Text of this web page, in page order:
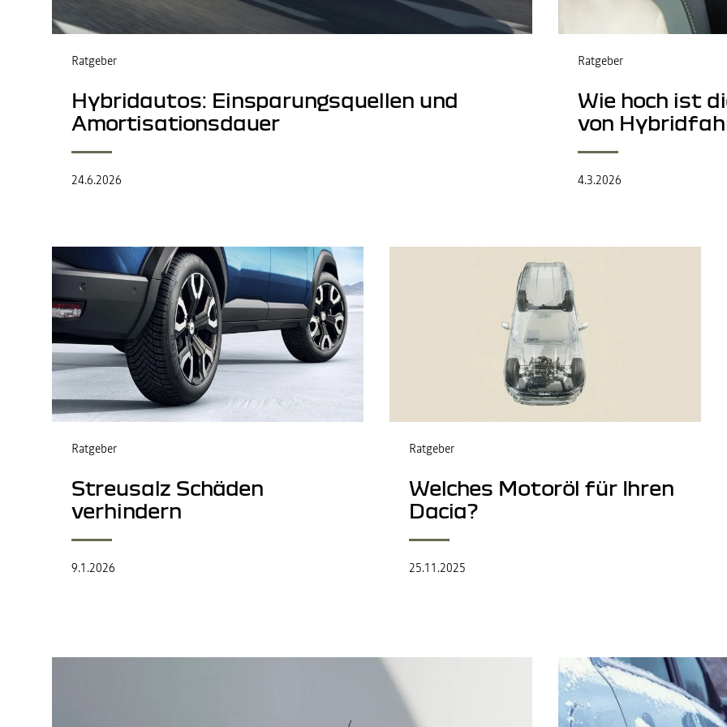
Ratgeber
Hybridautos: Einsparungsquellen und
Amortisationsdauer
24.6.2026
Ratgeber
Wie hoch ist
von
4.3.2026
Ratgeber
Streusalz Schäden
verhindern
9.1.2026
Ratgeber
Welches Motoröl für Ihren
Dacia?
25.11.2025